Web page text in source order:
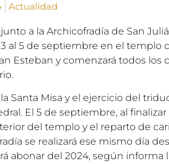
Actualidad
a la Archicofradía de San
al 5 de septiembre en el templo
Esteban y comenzará todos los
Santa Misa y el ejercicio del
El 5 de septiembre, al
del templo y el reparto de
se realizará ese mismo día
abonar del 2024, según informa